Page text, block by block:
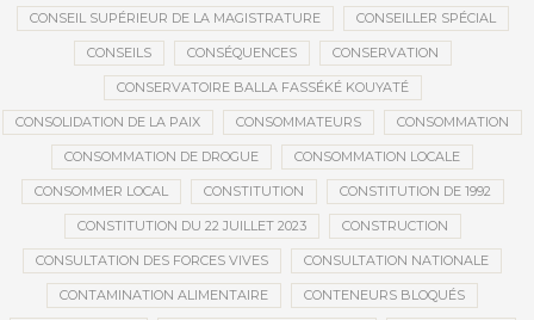
CONSEIL SUPÉRIEUR DE LA MAGISTRATURE CONSEILLER SPÉCIAL
CONSEILS CONSÉQUENCES CONSERVATION
CONSERVATOIRE BALLA FASSÉKÉ KOUYATÉ
CONSOLIDATION DE LA PAIX CONSOMMATEURS CONSOMMATION
CONSOMMATION DE DROGUE CONSOMMATION LOCALE
CONSOMMER LOCAL CONSTITUTION CONSTITUTION DE 1992
CONSTITUTION DU 22 JUILLET 2023 CONSTRUCTION
CONSULTATION DES FORCES VIVES CONSULTATION NATIONALE
CONTAMINATION ALIMENTAIRE CONTENEURS BLOQUÉS